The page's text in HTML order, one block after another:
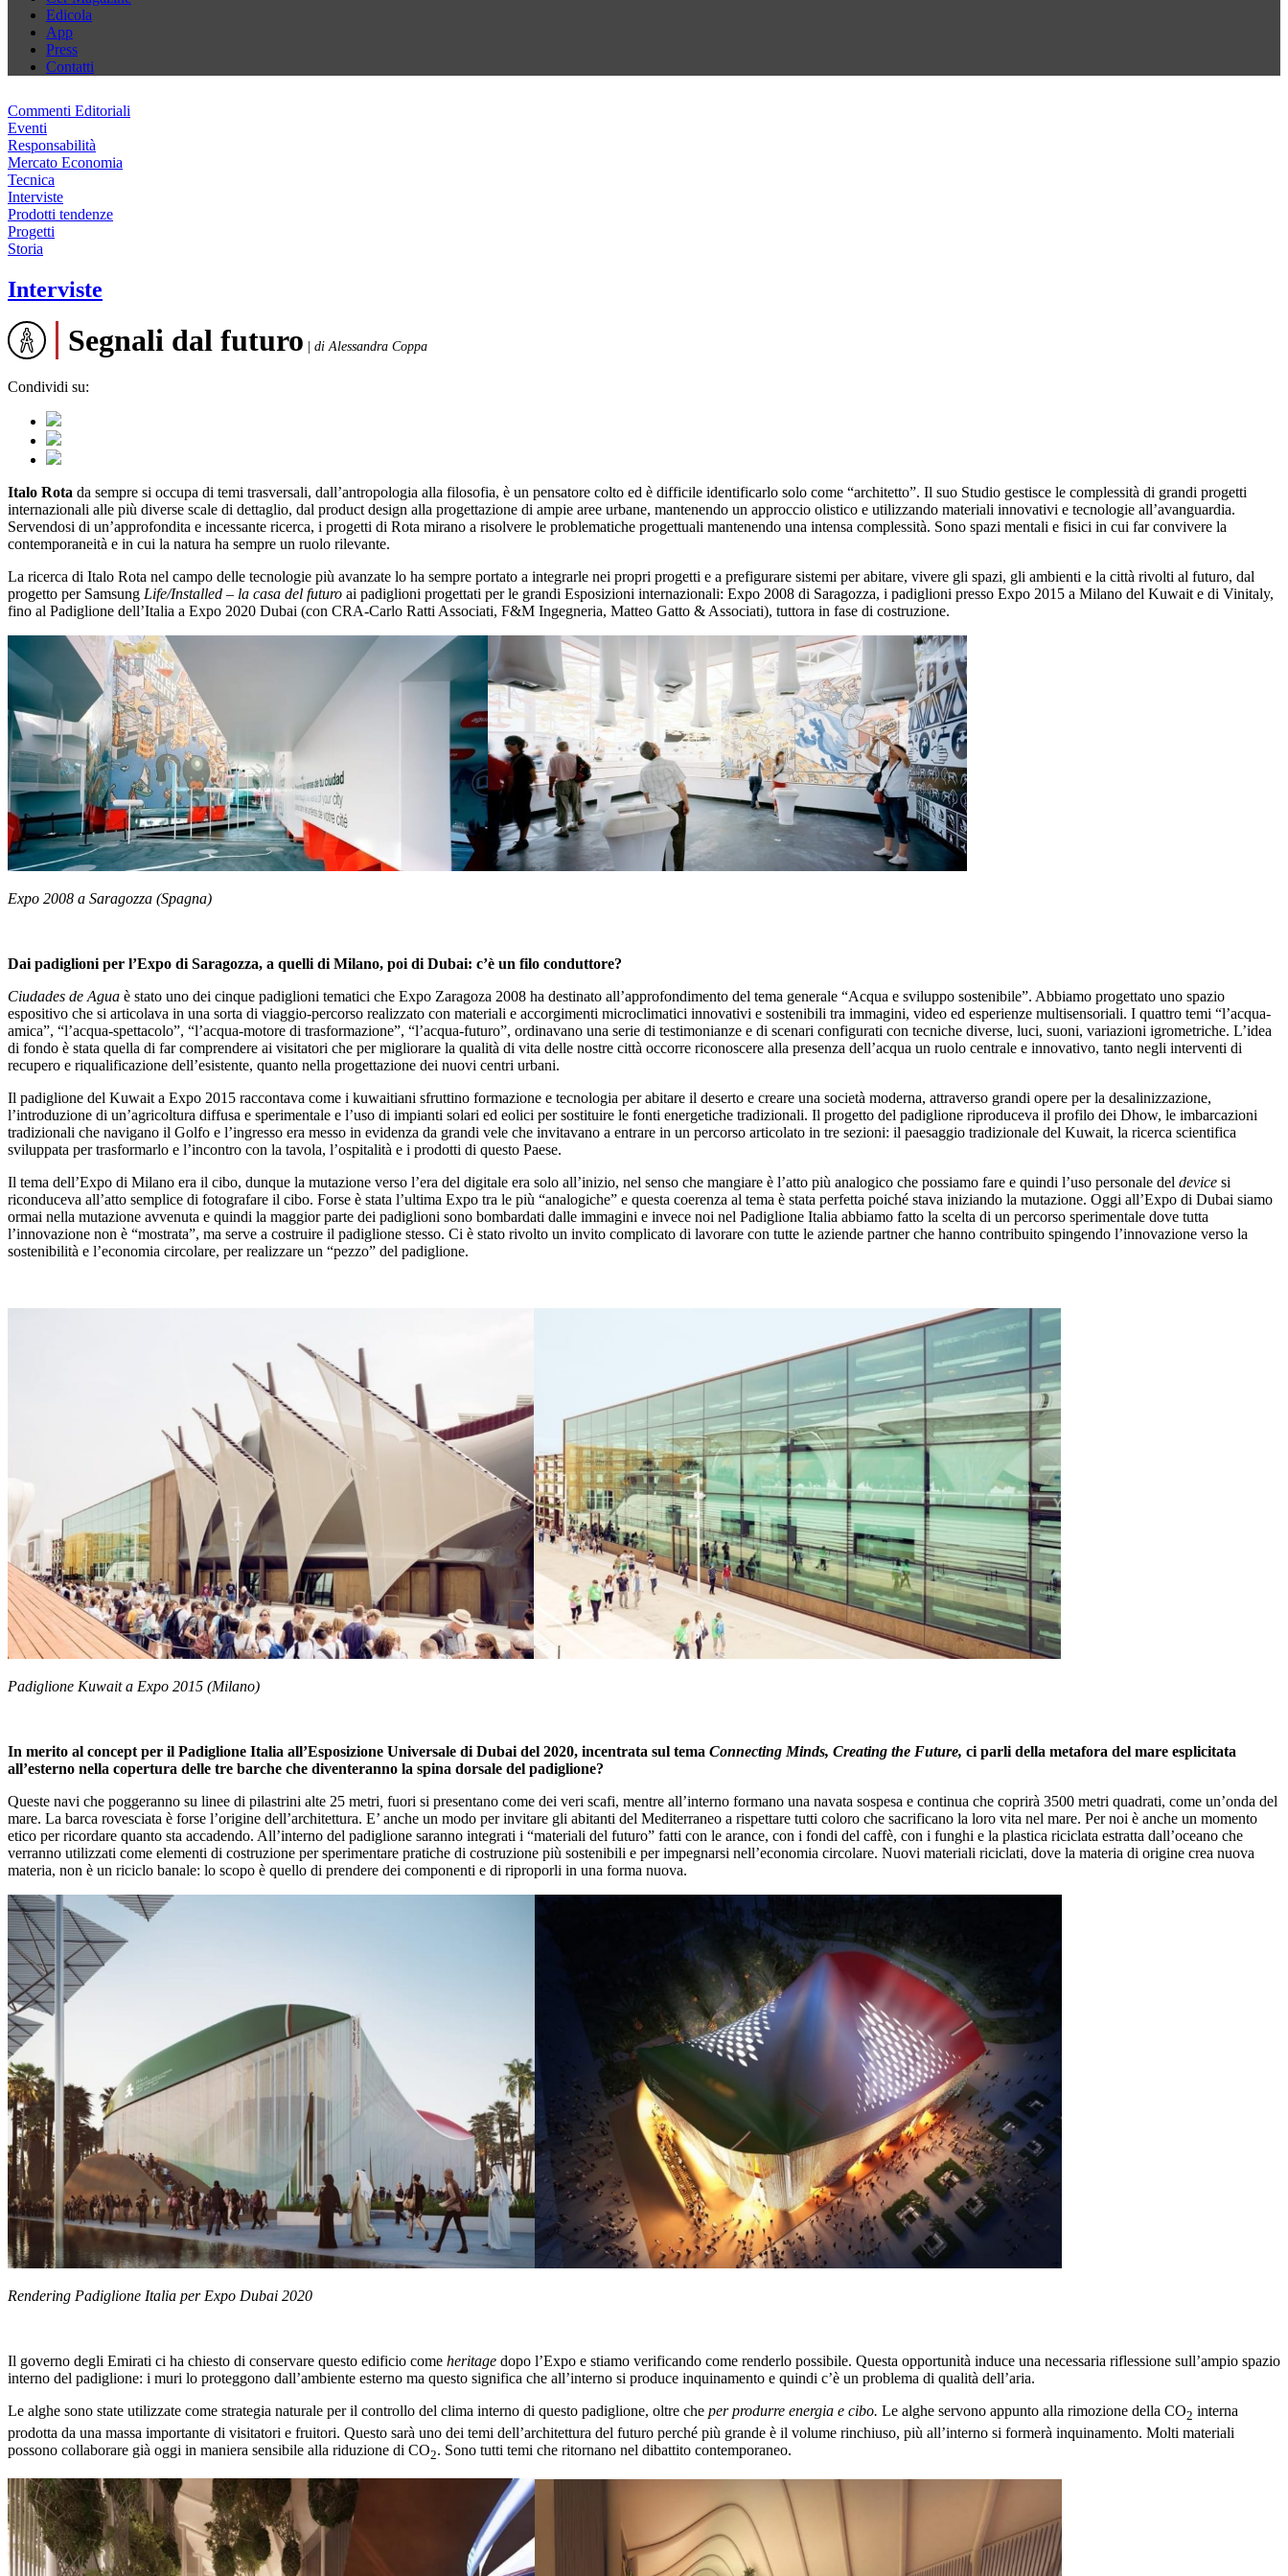
Edicola
App
Press
Contatti
Commenti Editoriali
Eventi
Responsabilità
Mercato Economia
Tecnica
Interviste
Prodotti tendenze
Progetti
Storia
Interviste
Segnali dal futuro di Alessandra Coppa
Condividi su:
Italo Rota da sempre si occupa di temi trasversali, dall’antropologia alla filosofia, è un pensatore colto ed è difficile identificarlo solo come “architetto”. Il suo Studio gestisce le complessità di grandi progetti
internazionali alle più diverse scale di dettaglio, dal product design alla progettazione di ampie aree urbane, mantenendo un approccio olistico e utilizzando materiali innovativi e tecnologie all’avanguardia.
Servendosi di un’approfondita e incessante ricerca, i progetti di Rota mirano a risolvere le problematiche progettuali mantenendo una intensa complessità. Sono spazi mentali e fisici in cui far convivere la
contemporaneità e in cui la natura ha sempre un ruolo rilevante.
La ricerca di Italo Rota nel campo delle tecnologie più avanzate lo ha sempre portato a integrarle nei propri progetti e a prefigurare sistemi per abitare, vivere gli spazi, gli ambienti e la città rivolti al futuro, dal
progetto per Samsung Life/Installed – la casa del futuro ai padiglioni progettati per le grandi Esposizioni internazionali: Expo 2008 di Saragozza, i padiglioni presso Expo 2015 a Milano del Kuwait e di Vinitaly,
fino al Padiglione dell’Italia a Expo 2020 Dubai (con CRA-Carlo Ratti Associati, F&M Ingegneria, Matteo Gatto & Associati), tuttora in fase di costruzione.
Expo 2008 a Saragozza (Spagna)
Dai padiglioni per l’Expo di Saragozza, a quelli di Milano, poi di Dubai: c’è un filo conduttore?
Ciudades de Agua è stato uno dei cinque padiglioni tematici che Expo Zaragoza 2008 ha destinato all’approfondimento del tema generale “Acqua e sviluppo sostenibile”. Abbiamo progettato uno spazio
espositivo che si articolava in una sorta di viaggio-percorso realizzato con materiali e accorgimenti microclimatici innovativi e sostenibili tra immagini, video ed esperienze multisensoriali. I quattro temi “l’acqua-
amica”, “l’acqua-spettacolo”, “l’acqua-motore di trasformazione”, “l’acqua-futuro”, ordinavano una serie di testimonianze e di scenari configurati con tecniche diverse, luci, suoni, variazioni igrometriche. L’idea
di fondo è stata quella di far comprendere ai visitatori che per migliorare la qualità di vita delle nostre città occorre riconoscere alla presenza dell’acqua un ruolo centrale e innovativo, tanto negli interventi di
recupero e riqualificazione dell’esistente, quanto nella progettazione dei nuovi centri urbani.
Il padiglione del Kuwait a Expo 2015 raccontava come i kuwaitiani sfruttino formazione e tecnologia per abitare il deserto e creare una società moderna, attraverso grandi opere per la desalinizzazione,
l’introduzione di un’agricoltura diffusa e sperimentale e l’uso di impianti solari ed eolici per sostituire le fonti energetiche tradizionali. Il progetto del padiglione riproduceva il profilo dei Dhow, le imbarcazioni
tradizionali che navigano il Golfo e l’ingresso era messo in evidenza da grandi vele che invitavano a entrare in un percorso articolato in tre sezioni: il paesaggio tradizionale del Kuwait, la ricerca scientifica
sviluppata per trasformarlo e l’incontro con la tavola, l’ospitalità e i prodotti di questo Paese.
Il tema dell’Expo di Milano era il cibo, dunque la mutazione verso l’era del digitale era solo all’inizio, nel senso che mangiare è l’atto più analogico che possiamo fare e quindi l’uso personale del device si
riconduceva all’atto semplice di fotografare il cibo. Forse è stata l’ultima Expo tra le più “analogiche” e questa coerenza al tema è stata perfetta poiché stava iniziando la mutazione. Oggi all’Expo di Dubai siamo
ormai nella mutazione avvenuta e quindi la maggior parte dei padiglioni sono bombardati dalle immagini e invece noi nel Padiglione Italia abbiamo fatto la scelta di un percorso sperimentale dove tutta
l’innovazione non è “mostrata”, ma serve a costruire il padiglione stesso. Ci è stato rivolto un invito complicato di lavorare con tutte le aziende partner che hanno contribuito spingendo l’innovazione verso la
sostenibilità e l’economia circolare, per realizzare un “pezzo” del padiglione.
Padiglione Kuwait a Expo 2015 (Milano)
In merito al concept per il Padiglione Italia all’Esposizione Universale di Dubai del 2020, incentrata sul tema Connecting Minds, Creating the Future, ci parli della metafora del mare esplicitata
all’esterno nella copertura delle tre barche che diventeranno la spina dorsale del padiglione?
Queste navi che poggeranno su linee di pilastrini alte 25 metri fuori si presentano come dei veri scafi, mentre all’interno formano una navata sospesa e continua che coprirà 3500 metri quadrati, come un’onda del
mare. La barca rovesciata è forse l’origine dell’architettura. E’ anche un modo per invitare gli abitanti del Mediterraneo a rispettare tutti coloro che sacrificano la loro vita nel mare. Per noi è anche un momento
etico per ricordare quanto sta accadendo. All’interno del padiglione saranno integrati i “materiali del futuro” fatti con le arance, con i fondi del caffè, con i funghi e la plastica riciclata estratta dall’oceano che
verranno utilizzati come elementi di costruzione per sperimentare pratiche di costruzione più sostenibili e per impegnarsi nell’economia circolare. Nuovi materiali riciclati, dove la materia di origine crea nuova
materia, non è un riciclo banale: lo scopo è quello di prendere dei componenti e di riproporli in una forma nuova.
Rendering Padiglione Italia per Expo Dubai 2020
Il governo degli Emirati ci ha chiesto di conservare questo edificio come heritage dopo l’Expo e stiamo verificando come renderlo possibile. Questa opportunità induce una necessaria riflessione sull’ampio spazio
interno del padiglione: i muri lo proteggono dall’ambiente esterno ma questo significa che all’interno si produce inquinamento e quindi c’è un problema di qualità dell’aria.
Le alghe sono state utilizzate come strategia naturale per il controllo del clima interno di questo padiglione, oltre che per produrre energia e cibo. Le alghe servono appunto alla rimozione della CO2 interna
prodotta da una massa importante di visitatori e fruitori. Questo sarà uno dei temi dell’architettura del futuro perché più grande è il volume rinchiuso, più all’interno si formerà inquinamento. Molti materiali
possono collaborare già oggi in maniera sensibile alla riduzione di CO2. Sono tutti temi che ritornano nel dibattito contemporaneo.